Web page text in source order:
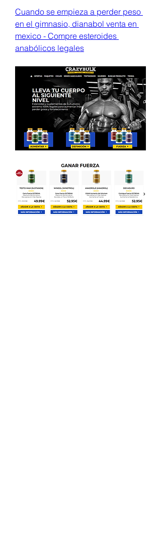
Cuando se empieza a perder peso
en el gimnasio, dianabol venta en
mexico - Compre esteroides
anabólicos legales